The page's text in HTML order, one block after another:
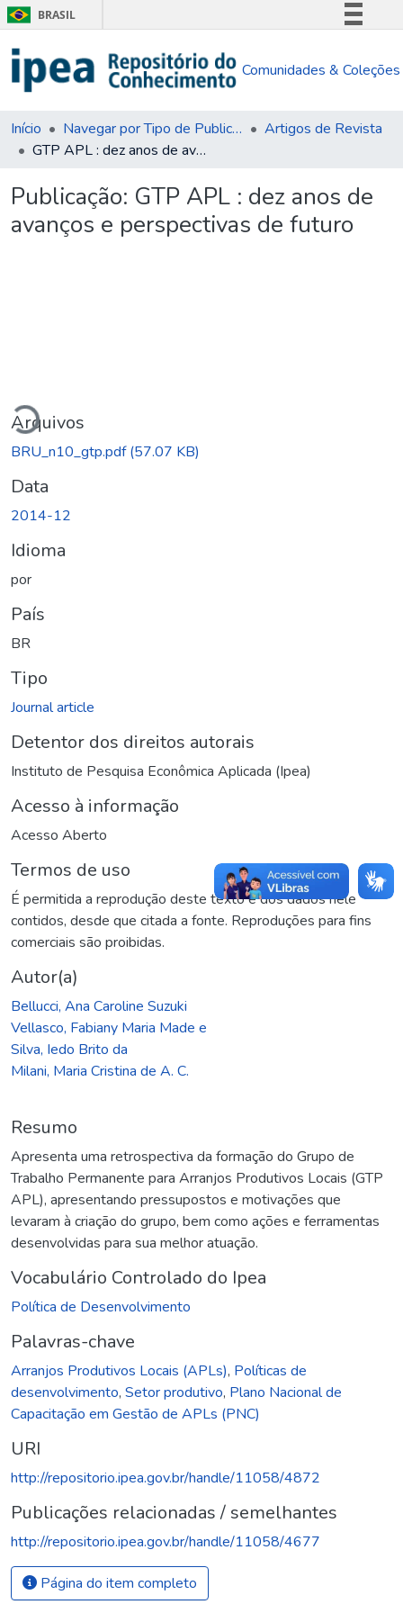
BRASIL
Comunica BR
Acesso à informação
Comunidades & Coleções
Início Navegar por Tipo de Publicação
Artigos de Revista
GTP APL : dez anos de avanços e perspectivas de futuro
Publicação: GTP APL : dez anos de
avanços e perspectivas de futuro
Arquivos
BRU_n10_gtp.pdf(57.07 KB)
Data
2014-12
Idioma
por
País
BR
Tipo
Journal article
Detentor dos direitos autorais
Instituto de Pesquisa Econômica Aplicada (Ipea)
Acesso à informação
Acesso Aberto
Termos de uso
É permitida a reprodução deste texto e dos dados nele
contidos, desde que citada a fonte. Reproduções para fins
comerciais são proibidas.
Autor(a)
Bellucci, Ana Caroline Suzuki
Vellasco, Fabiany Maria Made e
Silva, Iedo Brito da
Milani, Maria Cristina de A. C.
Resumo
Apresenta uma retrospectiva da formação do Grupo de
Trabalho Permanente para Arranjos Produtivos Locais (GTP
APL), apresentando pressupostos e motivações que
levaram à criação do grupo, bem como ações e ferramentas
desenvolvidas para sua melhor atuação.
Vocabulário Controlado do Ipea
Política de Desenvolvimento
Palavras-chave
Arranjos Produtivos Locais (APLs), Políticas de
desenvolvimento, Setor produtivo, Plano Nacional de
Capacitação em Gestão de APLs (PNC)
URI
http://repositorio.ipea.gov.br/handle/11058/4872
Publicações relacionadas / semelhantes
http://repositorio.ipea.gov.br/handle/11058/4677
Página do item completo